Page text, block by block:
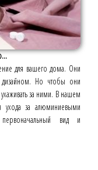
для вашего дома. Они
дизайном. Но чтобы они
за ними. В нашем
ухода за алюминиевыми
вид и